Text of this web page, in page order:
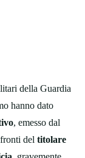
della Guardia
hanno dato
, emesso dal
del titolare